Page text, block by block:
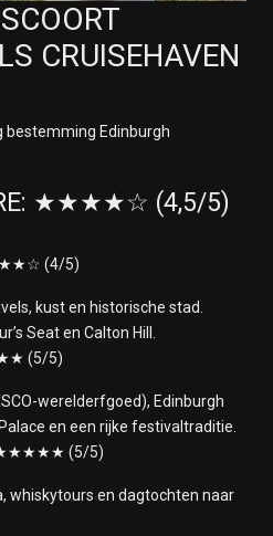
CRUISEHAVEN
Edinburgh
★★★★☆ (4,5/5)
(4/5)
kust en historische stad.
Seat en Calton Hill.
(5/5)
werelderfgoed), Edinburgh
en een rijke festivaltraditie.
★★★★★ (5/5)
whiskytours en dagtochten naar